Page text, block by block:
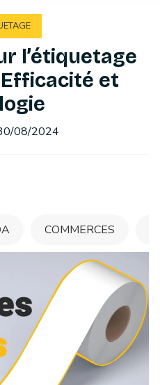
l’étiquetage
et
08/2024
COMMERCES